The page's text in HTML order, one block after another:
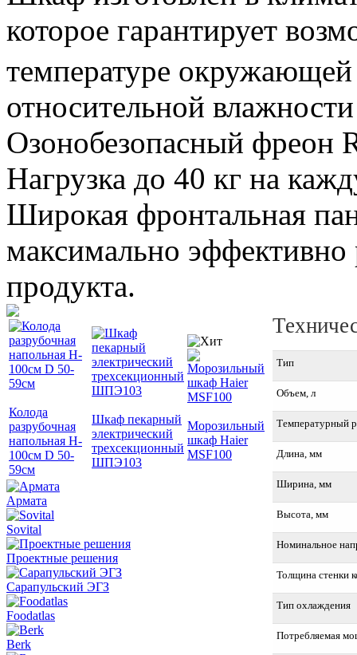
которое гарантирует
температуре
относительной
Озонобезопасный фреон
Нагрузка до 40 кг на
Широкая фронтальная
максимально
продукта.
Тип
Объем, л
Температурный
Длина, мм
Ширина, мм
Высота, мм
Номинальное
Толщина стенки
Тип охлаждения
Потребляемая
Колода
разрубочная
напольная H-
100см D 50-
59см
Шкаф пекарный
электрический
трехсекционный
ШПЭ103
Морозильный
шкаф Haier
MSF100
Армата
Sovital
Проектные решения
Сарапульский ЭГЗ
Foodatlas
Berk